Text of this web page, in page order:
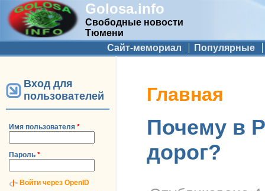
Golosa.info
Свободные новости
Тюмени
Дополнительное меню
Сайт-мемориал Популярные
Вход для
пользователей
Имя пользователя *
Пароль *
Войти через OpenID
Вы здесь
Главная
Почему в
дорог?